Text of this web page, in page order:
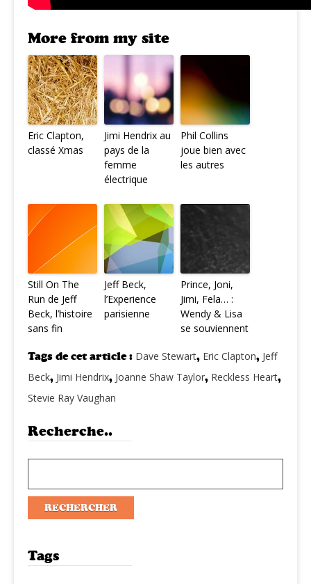
More from my site
Eric Clapton,
classé Xmas
Jimi Hendrix au
pays de la
femme
électrique
Phil Collins
joue bien avec
les autres
Still On The
Run de Jeff
Beck, l’histoire
sans fin
Jeff Beck,
l’Experience
parisienne
Prince, Joni,
Jimi, Fela… :
Wendy & Lisa
se souviennent
Tags de cet article : Dave Stewart, Eric Clapton, Jeff
Beck, Jimi Hendrix, Joanne Shaw Taylor, Reckless Heart,
Stevie Ray Vaughan
Recherche..
Tags